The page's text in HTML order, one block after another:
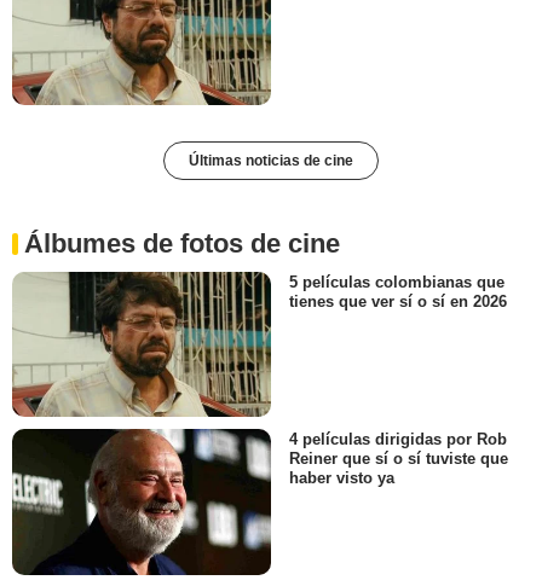
Últimas noticias de cine
Álbumes de fotos de cine
5 películas colombianas que
tienes que ver sí o sí en 2026
4 películas dirigidas por Rob
Reiner que sí o sí tuviste que
haber visto ya